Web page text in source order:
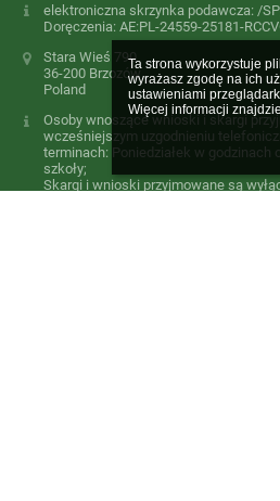
Ta strona wykorzystuje
wyrażasz zgodę na ich
ustawieniami
Więcej informacji
elektroniczna skrzynka podawcza: /
Doręczenia: AE:PL-24559-25181-
Stara Wieś 790
36-200 Brzozów
Poland
Osoby wnoszące wnioski i skargi
wcześniejszym uzgodnieniu
terminach: Poniedziałek w godzinach
szkoły;
Skargi i wnioski przyjmowane są